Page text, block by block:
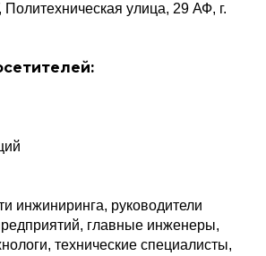
улица, 29 АФ, г.
инжиниринга, руководители
главные инженеры,
технические специалисты,